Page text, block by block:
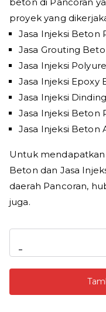
proyek yang
Jasa Injeksi Beton
Jasa Grouting
Jasa Injeksi
Jasa Injeksi Epoxy
Jasa Injeksi
Jasa Injeksi Beton
Jasa Injeksi Beton
Untuk mendapatkan
Beton dan Jasa
daerah Pancoran,
juga.
-
Jasa
Injeksi